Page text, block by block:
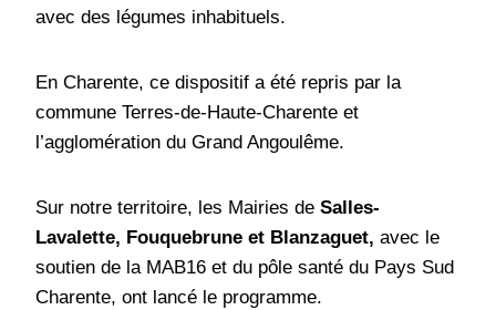
avec des légumes inhabituels.
En Charente, ce dispositif a été repris par la
commune Terres-de-Haute-Charente et
l’agglomération du Grand Angoulême.
Sur notre territoire, les Mairies de Salles-
Lavalette, Fouquebrune et Blanzaguet, avec le
soutien de la MAB16 et du pôle santé du Pays Sud
Charente, ont lancé le programme.